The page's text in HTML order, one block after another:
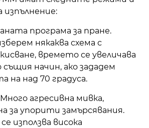
изпълнение:
програма за пране.
някаква схема с
времето се увеличава
начин, ако зададем
на над 70 градуса.
агресивна мивка,
за упорити замърсявания.
използва висока